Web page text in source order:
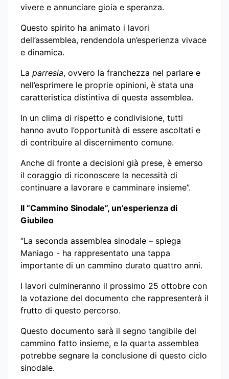
vivere e annunciare gioia e speranza.
Questo spirito ha animato i lavori
dell’assemblea, rendendola un’esperienza vivace
e dinamica.
La parresia, ovvero la franchezza nel parlare e
nell’esprimere le proprie opinioni, è stata una
caratteristica distintiva di questa assemblea.
In un clima di rispetto e condivisione, tutti
hanno avuto l’opportunità di essere ascoltati e
di contribuire al discernimento comune.
Anche di fronte a decisioni già prese, è emerso
il coraggio di riconoscere la necessità di
continuare a lavorare e camminare insieme”.
Il “Cammino Sinodale”, un’esperienza di
Giubileo
“La seconda assemblea sinodale – spiega
Maniago - ha rappresentato una tappa
importante di un cammino durato quattro anni.
I lavori culmineranno il prossimo 25 ottobre con
la votazione del documento che rappresenterà il
frutto di questo percorso.
Questo documento sarà il segno tangibile del
cammino fatto insieme, e la quarta assemblea
potrebbe segnare la conclusione di questo ciclo
sinodale.